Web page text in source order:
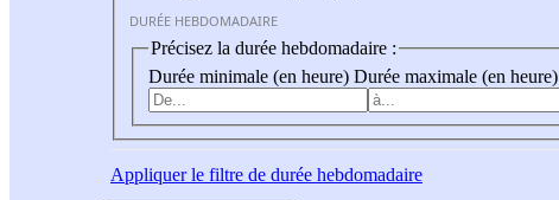
DURÉE HEBDOMADAIRE
Précisez la durée hebdomadaire :
Durée minimale (en heure) Durée maximale (en heure)
Appliquerle filtre de durée hebdomadaire